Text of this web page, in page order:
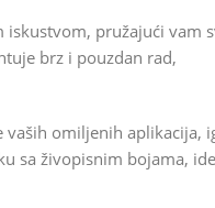
pružajući vam
brz i pouzdan rad,
omiljenih aplikacija,
sa živopisnim bojama,